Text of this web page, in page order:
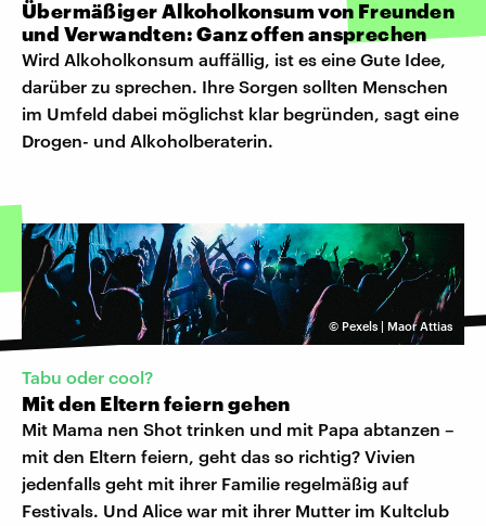
Übermäßiger Alkoholkonsum von Freunden
und Verwandten: Ganz offen ansprechen
Wird Alkoholkonsum auffällig, ist es eine Gute Idee,
darüber zu sprechen. Ihre Sorgen sollten Menschen
im Umfeld dabei möglichst klar begründen, sagt eine
Drogen- und Alkoholberaterin.
© Pexels | Maor Attias
Tabu oder cool?
Mit den Eltern feiern gehen
Mit Mama nen Shot trinken und mit Papa abtanzen –
mit den Eltern feiern, geht das so richtig? Vivien
jedenfalls geht mit ihrer Familie regelmäßig auf
Festivals. Und Alice war mit ihrer Mutter im Kultclub